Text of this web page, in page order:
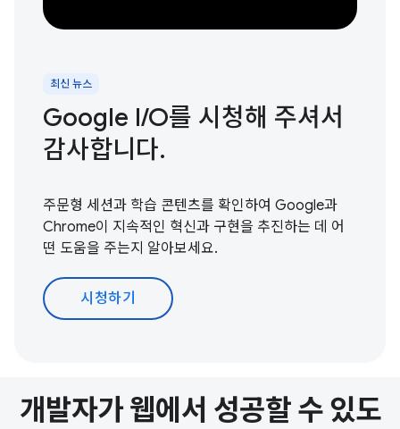
최신 뉴스
Google I / O를 시청해 주셔서
감사합니다.
주문형 세션과 학습 콘텐츠를 확인하여 Google과
Chrome이 지속적인 혁신과 구현을 추진하는 데 어
떤 도움을 주는지 알아보세요.
시청하기
개발자가 웹에서 성공할 수 있도